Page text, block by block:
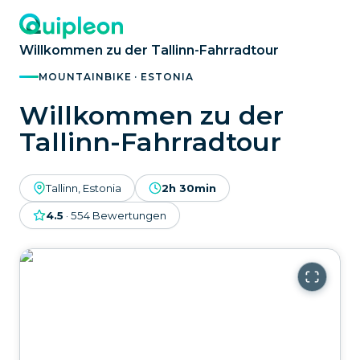
Willkommen zu der Tallinn-Fahrradtour
MOUNTAINBIKE · ESTONIA
Willkommen zu der
Tallinn-Fahrradtour
Tallinn, Estonia 2h 30min
4.5 · 554 Bewertungen